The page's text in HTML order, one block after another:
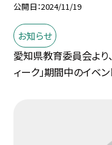
公開日 2024/11/19
お知らせ
愛知県教育委員会より
ィーク」期間中のイベン